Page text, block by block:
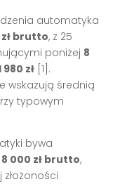
automatyka
zł brutto, z 25
poniżej 8
980 zł [1].
wskazują średnią
typowym
bywa
8 000 zł brutto,